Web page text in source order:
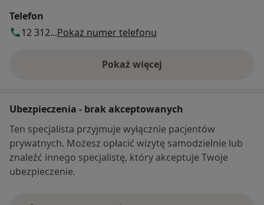
Telefon
12 312...Pokaż numer telefonu
Pokaż więcej
o adresie
Ubezpieczenia - brak akceptowanych
Ten specjalista przyjmuje wyłącznie pacjentów
prywatnych. Możesz opłacić wizytę samodzielnie lub
znaleźć innego specjalistę, który akceptuje Twoje
ubezpieczenie.